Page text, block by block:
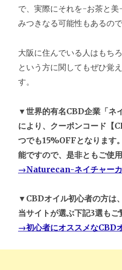
で、実際にそれを-お茶と
みつきなる可能性もあるの
大阪に住んでいる人はもち
という方に関してもぜひ覚
す。
▼世界的有名CBD企業「ネ
により、クーポンコード【
つでも15%OFFとなります
能ですので、是非ともご使用
→Naturecan-ネイチャーカ
▼CBDオイル初心者の方は
当サイトが選ぶ下記3選もご
→初心者にオススメなCBD